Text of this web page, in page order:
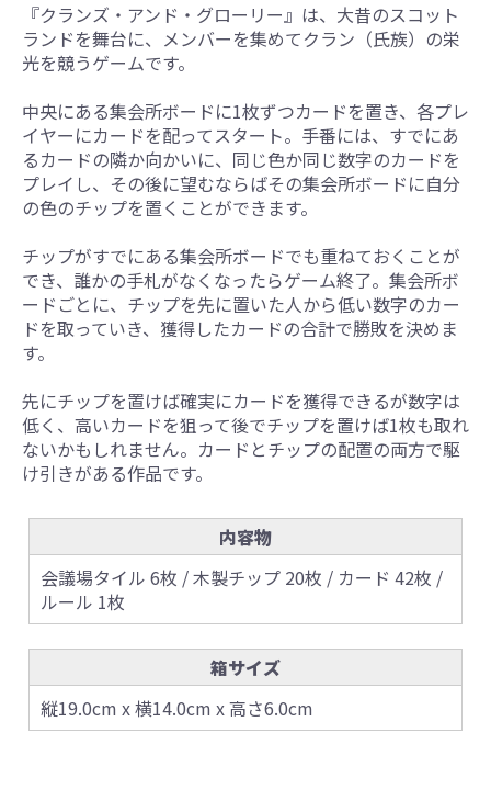
『クランズ・アンド・グローリー』は、大昔のスコット
ランドを舞台に、メンバーを集めてクラン（氏族）の栄
光を競うゲームです。
中央にある集会所ボードに1枚ずつカードを置き、各プレ
イヤーにカードを配ってスタート。手番には、すでにあ
るカードの隣か向かいに、同じ色か同じ数字のカードを
プレイし、その後に望むならばその集会所ボードに自分
の色のチップを置くことができます。
チップがすでにある集会所ボードでも重ねておくことが
でき、誰かの手札がなくなったらゲーム終了。集会所ボ
ードごとに、チップを先に置いた人から低い数字のカー
ドを取っていき、獲得したカードの合計で勝敗を決めま
す。
先にチップを置けば確実にカードを獲得できるが数字は
低く、高いカードを狙って後でチップを置けば1枚も取れ
ないかもしれません。カードとチップの配置の両方で駆
け引きがある作品です。
内容物
会議場タイル 6枚 / 木製チップ 20枚 / カード 42枚 /
ルール 1枚
箱サイズ
縦19.0cm x 横14.0cm x 高さ6.0cm